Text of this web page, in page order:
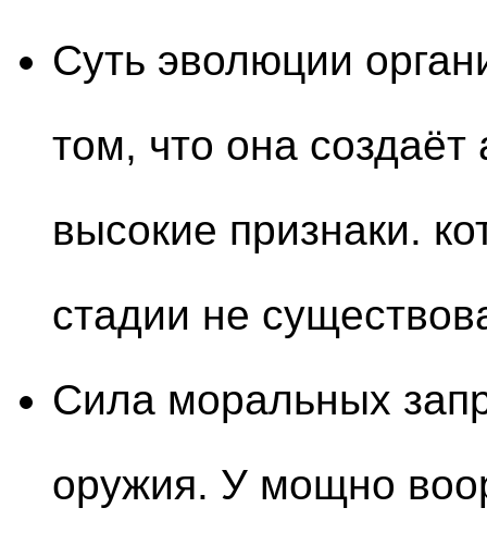
Суть эволюции
том, что она
высокие признаки.
стадии не
Сила моральных
оружия. У мощно